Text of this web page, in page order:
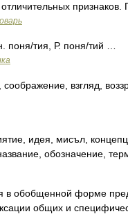
признаков.
тия, Р. поня/тий …
взгляд,
идея, мисъл,
обозначение,
обобщенной форме
общих и